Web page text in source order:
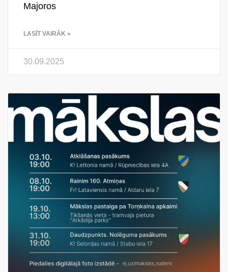
Majoros
LASĪT VAIRĀK »
30.09.2025